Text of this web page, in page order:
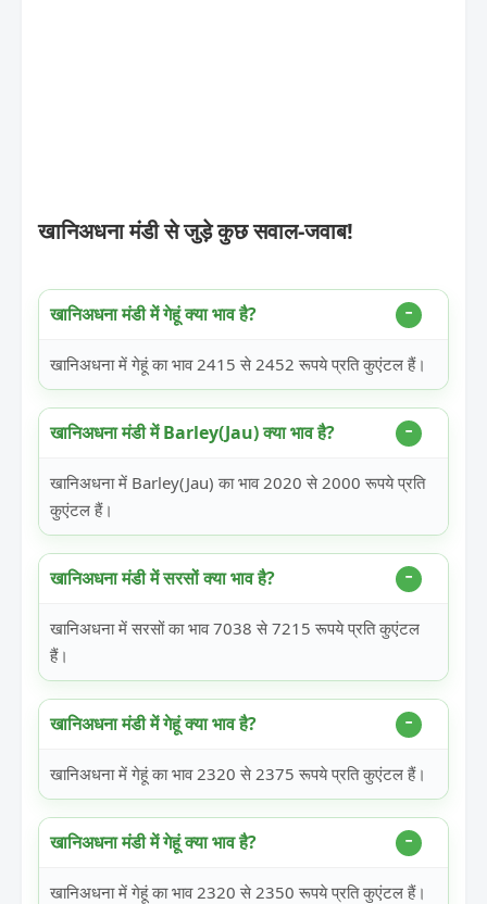
खानिअधना मंडी से जुड़े कुछ सवाल-जवाब!
खानिअधना मंडी में गेहूं क्या भाव है?
खानिअधना में गेहूं का भाव 2415 से 2452 रूपये प्रति कुएंटल हैं।
खानिअधना मंडी में Barley(Jau) क्या भाव है?
खानिअधना में Barley(Jau) का भाव 2020 से 2000 रूपये प्रति
कुएंटल हैं।
खानिअधना मंडी में सरसों क्या भाव है?
खानिअधना में सरसों का भाव 7038 से 7215 रूपये प्रति कुएंटल
हैं।
खानिअधना मंडी में गेहूं क्या भाव है?
खानिअधना में गेहूं का भाव 2320 से 2375 रूपये प्रति कुएंटल हैं।
खानिअधना मंडी में गेहूं क्या भाव है?
खानिअधना में गेहूं का भाव 2320 से 2350 रूपये प्रति कुएंटल हैं।